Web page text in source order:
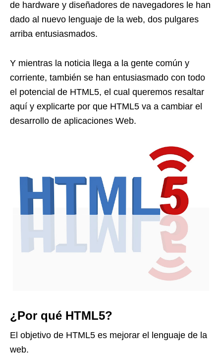
de hardware y diseñadores de navegadores le han
dado al nuevo lenguaje de la web, dos pulgares
arriba entusiasmados.
Y mientras la noticia llega a la gente común y
corriente, también se han entusiasmado con todo
el potencial de HTML5, el cual queremos resaltar
aquí y explicarte por que HTML5 va a cambiar el
desarrollo de aplicaciones Web.
¿Por qué HTML5?
El objetivo de HTML5 es mejorar el lenguaje de la
web.